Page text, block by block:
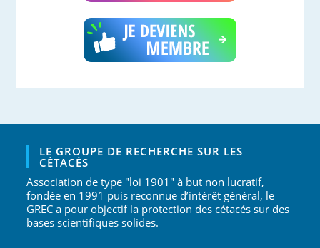
LE GROUPE DE RECHERCHE SUR LES
CÉTACÉS
Association de type "loi 1901" à but non lucratif,
fondée en 1991 puis reconnue d’intérêt général, le
GREC a pour objectif la protection des cétacés sur des
bases scientifiques solides.